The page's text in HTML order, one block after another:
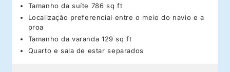
Tamanho da suíte 786 sq ft
Localização preferencial entre o meio do navio e a
proa
Tamanho da varanda 129 sq ft
Quarto e sala de estar separados